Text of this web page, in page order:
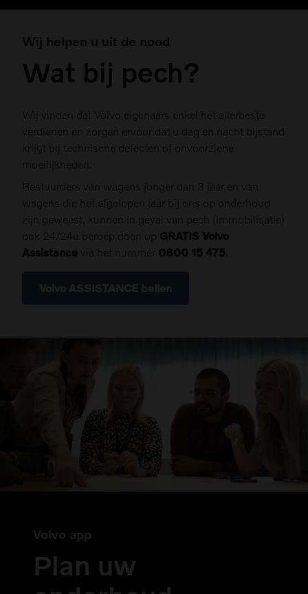
Wij helpen u uit de nood
Wat bij pech?
Wij vinden dat Volvo eigenaars enkel het allerbeste
verdienen en zorgen ervoor dat u dag en nacht bijstand
krijgt bij technische defecten of onvoorziene
moeilijkheden.
Bestuurders van wagens jonger dan 3 jaar en van
wagens die het afgelopen jaar bij ons op onderhoud
zijn geweest, kunnen in geval van pech (immobilisatie)
ook 24/24u beroep doen op GRATIS Volvo
Assistance via het nummer 0800 15 475
Volvo ASSISTANCE bellen
Volvo app
Plan uw